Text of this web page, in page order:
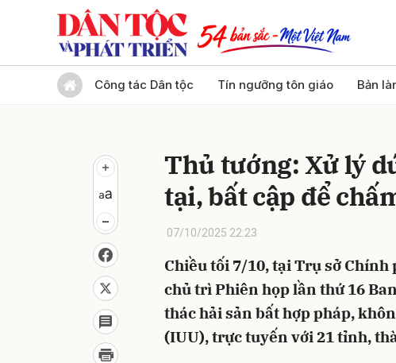
Công tác Dân tộc Tín ngưỡng tôn giáo Bản
Thủ tướng: Xử lý
tại, bất cập để
07/10/2025 22:23
Chiều tối 7/10, tại Trụ sở
chủ trì Phiên họp lần thứ 16
thác hải sản bất hợp pháp,
(IUU), trực tuyến với 21 tỉnh,
Gửi bình